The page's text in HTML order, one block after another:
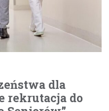
dla
rekrutacja do